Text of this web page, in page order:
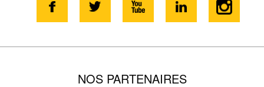
NOS PARTENAIRES